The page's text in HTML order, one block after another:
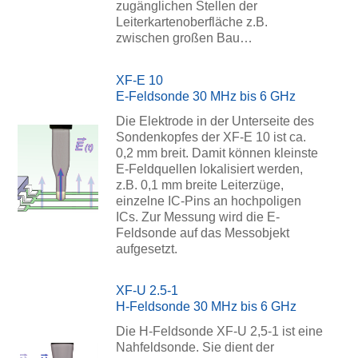
zugänglichen Stellen der
Leiterkartenoberfläche z.B.
zwischen großen Bau…
XF-E 10
E-Feldsonde 30 MHz bis 6 GHz
Die Elektrode in der Unterseite des
Sondenkopfes der XF-E 10 ist ca.
0,2 mm breit. Damit können kleinste
E-Feldquellen lokalisiert werden,
z.B. 0,1 mm breite Leiterzüge,
einzelne IC-Pins an hochpoligen
ICs. Zur Messung wird die E-
Feldsonde auf das Messobjekt
aufgesetzt.
XF-U 2.5-1
H-Feldsonde 30 MHz bis 6 GHz
Die H-Feldsonde XF-U 2,5-1 ist eine
Nahfeldsonde. Sie dient der